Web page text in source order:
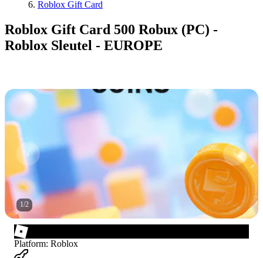
Roblox Gift Card
Roblox Gift Card 500 Robux (PC) -
Roblox Sleutel - EUROPE
1/2
Platform: Roblox